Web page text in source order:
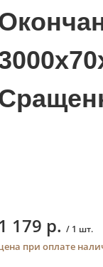
1 179 р. / 1 шт.
при оплате